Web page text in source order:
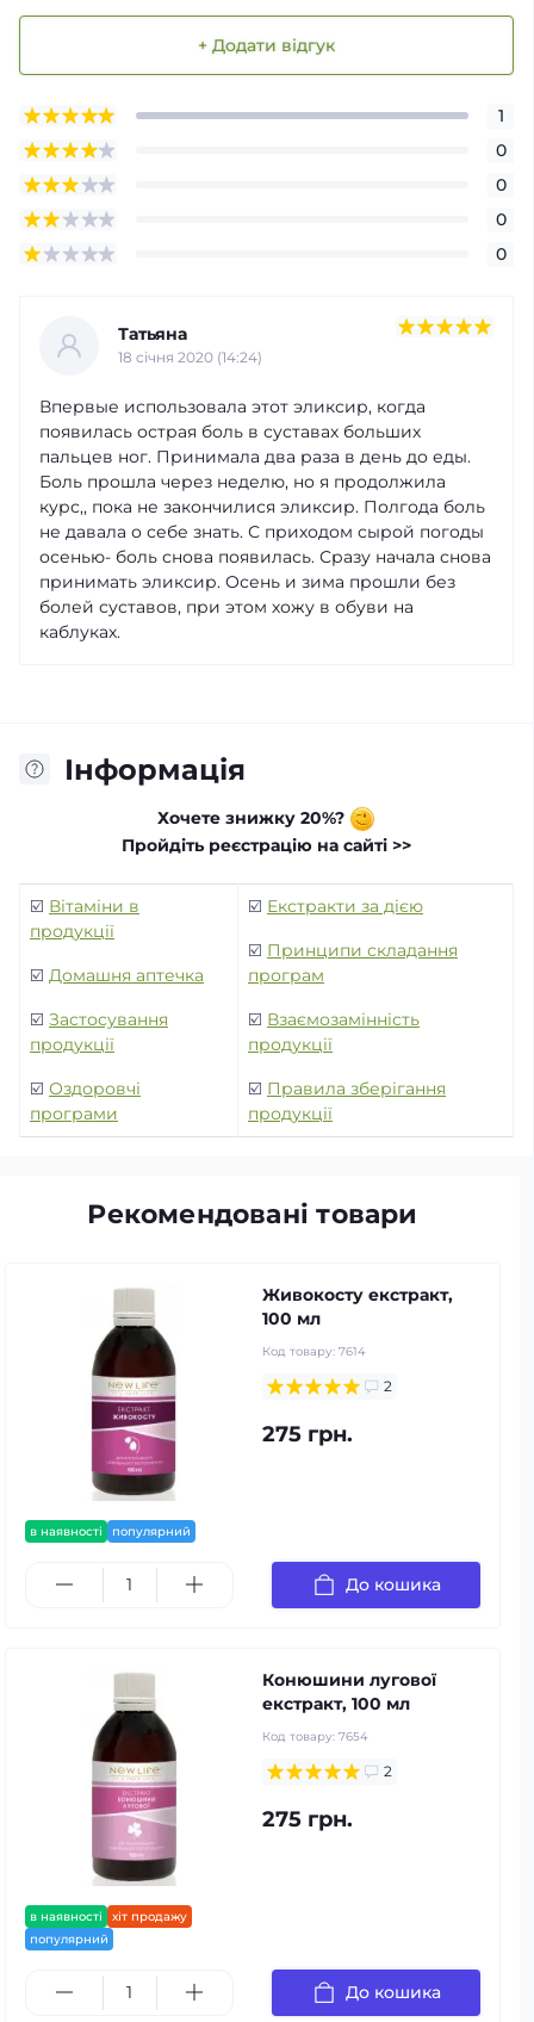
+ Додати відгук
1
0
0
0
0
Татьяна
18 cічня 2020 (14:24)
Впервые использовала этот эликсир, когда
появилась острая боль в суставах больших
пальцев ног. Принимала два раза в день до еды.
Боль прошла через неделю, но я продолжила
курс,, пока не закончилися эликсир. Полгода боль
не давала о себе знать. С приходом сырой погоды
осенью- боль снова появилась. Сразу начала снова
принимать эликсир. Осень и зима прошли без
болей суставов, при этом хожу в обуви на
каблуках.
Інформація
Хочете знижку 20%?
Пройдіть реєстрацію на сайті >>
☑️ Вітаміни в
продукції
☑️ Домашня аптечка
☑️ Застосування
продукції
☑️ Оздоровчі
програми
☑️ Екстракти за дією
☑️ Принципи складання
програм
☑️ Взаємозамінність
продукції
☑️ Правила зберігання
продукції
Рекомендовані товари
в наявності популярний
Живокосту екстракт,
100 мл
Код товару: 7614
2
275 грн.
До кошика
в наявності
хіт продажу
популярний
Конюшини лугової
екстракт, 100 мл
Код товару: 7654
2
275 грн.
До кошика